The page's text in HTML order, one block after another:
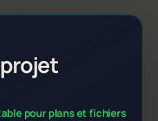
pour plans et fichiers